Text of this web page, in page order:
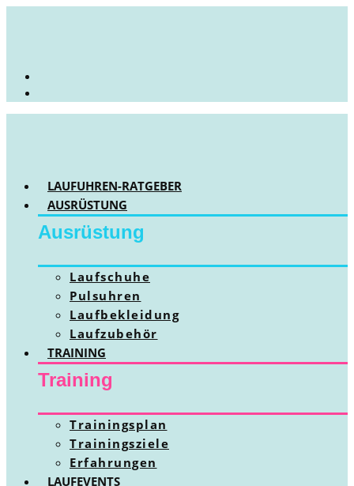
LAUFUHREN-RATGEBER
AUSRÜSTUNG
Ausrüstung
Laufschuhe
Pulsuhren
Laufbekleidung
Laufzubehör
TRAINING
Training
Trainingsplan
Trainingsziele
Erfahrungen
LAUFEVENTS